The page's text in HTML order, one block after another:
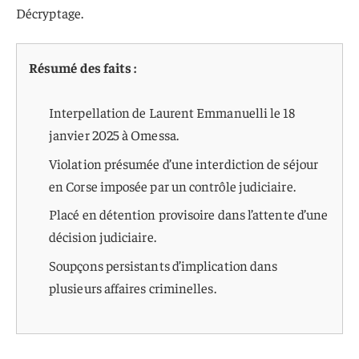
Décryptage.
Résumé des faits :
Interpellation de Laurent Emmanuelli le 18
janvier 2025 à Omessa.
Violation présumée d’une interdiction de séjour
en Corse imposée par un contrôle judiciaire.
Placé en détention provisoire dans l’attente d’une
décision judiciaire.
Soupçons persistants d’implication dans
plusieurs affaires criminelles.